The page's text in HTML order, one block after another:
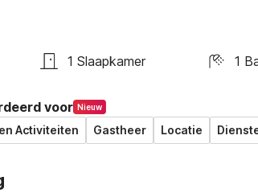
1 Slaapkamer 1
voor Nieuw
Activiteiten Gastheer Locatie